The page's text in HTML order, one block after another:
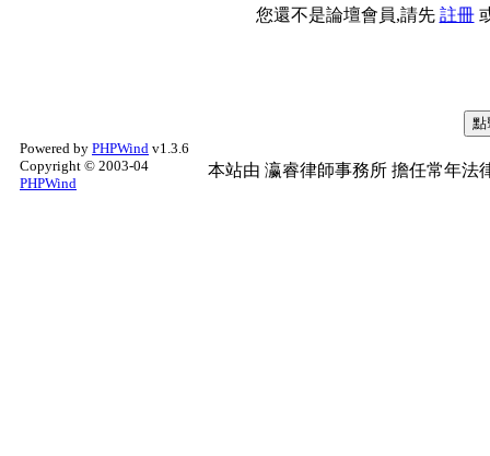
您還不是論壇會員,請先 註冊
Powered by PHPWind v1.3.6
Copyright © 2003-04
PHPWind
本站由 瀛睿律師事務所 擔任常年法